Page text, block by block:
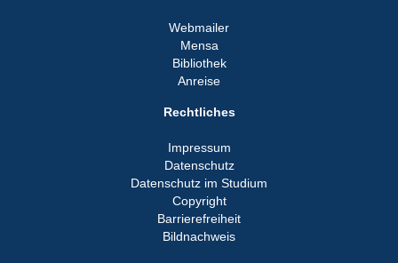
Webmailer
Mensa
Bibliothek
Anreise
Rechtliches
Impressum
Datenschutz
Datenschutz im Studium
Copyright
Barrierefreiheit
Bildnachweis